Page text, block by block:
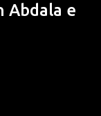
Abdala e